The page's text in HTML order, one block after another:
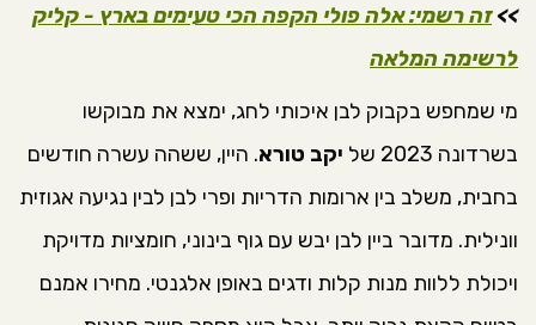
>>זה רשמי: אלה פולי הקפה הכי טעימים בארץ - קליק
לרשימה המלאה
מי שמחפש בקבוק לבן איכותי לחג, ימצא את מבוקשו
בשרדונה 2023 של
יקב טורא. היין, ששהה עשרה חודשים
בחבית, משלב בין ארומות הדריות ופרי לבן לבין נגיעה אגוזית
וונילית. מדובר ביין לבן יבש עם גוף בינוני, חומציות מדויקת
ויכולת ללוות מנות קלות ודגים באופן אלגנטי. מחירו אמנם